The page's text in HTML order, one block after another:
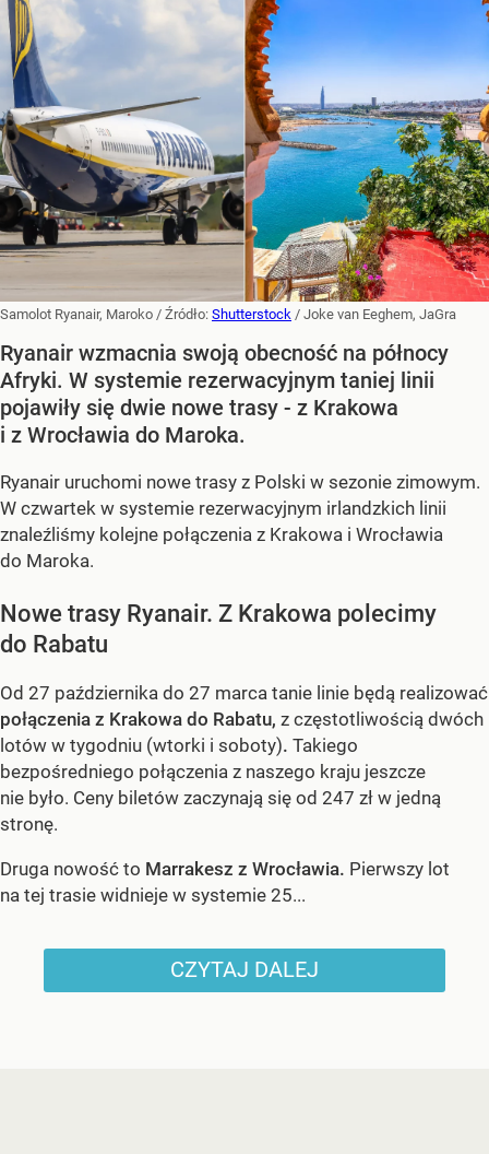
Samolot Ryanair, Maroko / Źródło: Shutterstock / Joke van Eeghem, JaGra
Ryanair wzmacnia swoją obecność na północy
Afryki. W systemie rezerwacyjnym taniej linii
pojawiły się dwie nowe trasy - z Krakowa
i z Wrocławia do Maroka.
Ryanair uruchomi nowe trasy z Polski w sezonie zimowym.
W czwartek w systemie rezerwacyjnym irlandzkich linii
znaleźliśmy kolejne połączenia z Krakowa i Wrocławia
do Maroka.
Nowe trasy Ryanair. Z Krakowa polecimy
do Rabatu
Od 27 października do 27 marca tanie linie będą realizować
połączenia z Krakowa do Rabatu, z częstotliwością dwóch
lotów w tygodniu (wtorki i soboty). Takiego
bezpośredniego połączenia z naszego kraju jeszcze
nie było. Ceny biletów zaczynają się od 247 zł w jedną
stronę.
Druga nowość to Marrakesz z Wrocławia. Pierwszy lot
na tej trasie widnieje w systemie 25...
CZYTAJ DALEJ